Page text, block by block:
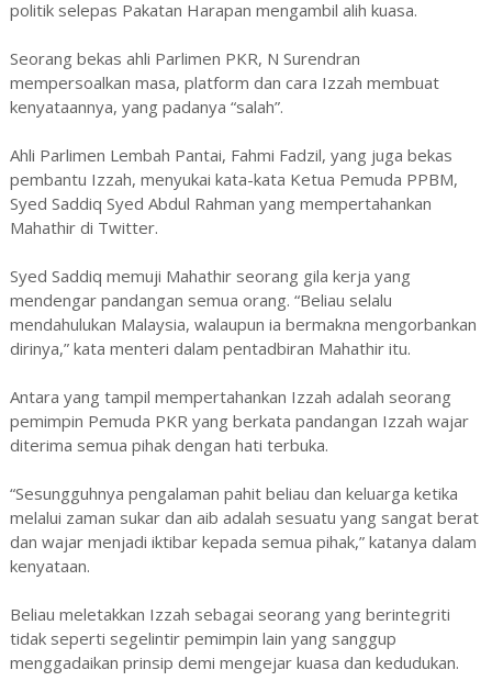
politik selepas Pakatan Harapan mengambil alih kuasa.
Seorang bekas ahli Parlimen PKR, N Surendran
mempersoalkan masa, platform dan cara Izzah membuat
kenyataannya, yang padanya “salah”.
Ahli Parlimen Lembah Pantai, Fahmi Fadzil, yang juga bekas
pembantu Izzah, menyukai kata-kata Ketua Pemuda PPBM,
Syed Saddiq Syed Abdul Rahman yang mempertahankan
Mahathir di Twitter.
Syed Saddiq memuji Mahathir seorang gila kerja yang
mendengar pandangan semua orang. “Beliau selalu
mendahulukan Malaysia, walaupun ia bermakna mengorbankan
dirinya,” kata menteri dalam pentadbiran Mahathir itu.
Antara yang tampil mempertahankan Izzah adalah seorang
pemimpin Pemuda PKR yang berkata pandangan Izzah wajar
diterima semua pihak dengan hati terbuka.
“Sesungguhnya pengalaman pahit beliau dan keluarga ketika
melalui zaman sukar dan aib adalah sesuatu yang sangat berat
dan wajar menjadi iktibar kepada semua pihak,” katanya dalam
kenyataan.
Beliau meletakkan Izzah sebagai seorang yang berintegriti
tidak seperti segelintir pemimpin lain yang sanggup
menggadaikan prinsip demi mengejar kuasa dan kedudukan.